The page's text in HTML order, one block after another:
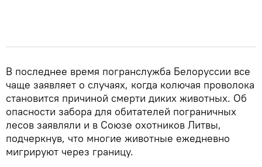
В последнее время погранслужба Белоруссии все
чаще заявляет о случаях, когда колючая проволока
становится причиной смерти диких животных. Об
опасности забора для обитателей пограничных
лесов заявляли и в Союзе охотников Литвы,
подчеркнув, что многие животные ежедневно
мигрируют через границу.